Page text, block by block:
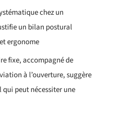
chez un
un bilan postural
ergonome
fixe, accompagné de
à l’ouverture, suggère
peut nécessiter une